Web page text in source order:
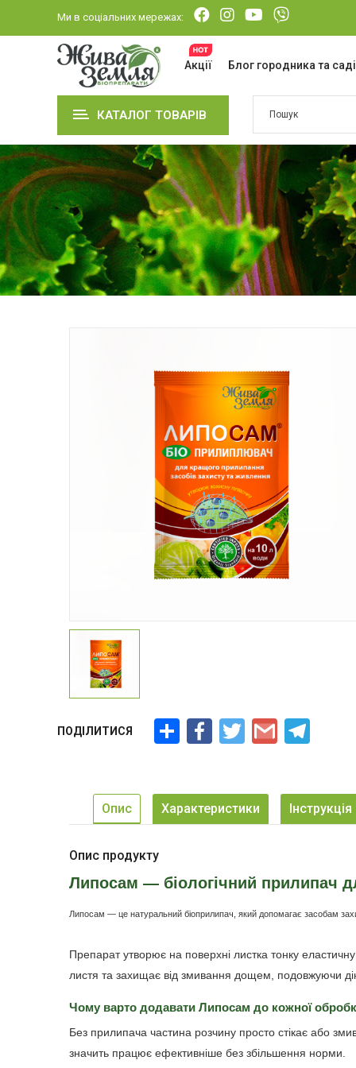
Ми в соціальних мережах:
Акції Блог городника та
КАТАЛОГ ТОВАРІВ
ПОДІЛИТИСЯ Ресурс FacebookTwitter Gmail
Опис Характеристики Інструкція
Опис продукту
Липосам — біологічний прилипач
Липосам — це натуральний біоприлипач, який допомагає засобам
Препарат утворює на поверхні листка тонку
листя та захищає від змивання дощем, подовжуючи
Чому варто додавати Липосам до кожної
Без прилипача частина розчину просто стікає або
значить працює ефективніше без збільшення норми.